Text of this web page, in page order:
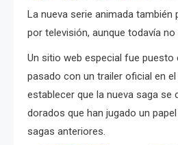
La nueva serie animada
por televisión, aunque todavía
Un sitio web especial fue puesto
pasado con un trailer oficial en el
establecer que la nueva saga se
dorados que han jugado un
sagas anteriores.